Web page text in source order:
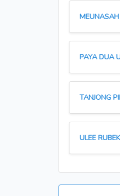
PAYA DUA
TANJONG
ULEE